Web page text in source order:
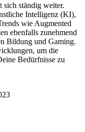
ständig weiter.
Intelligenz (KI),
wie Augmented
ebenfalls zunehmend
Bildung und Gaming.
um die
Bedürfnisse zu